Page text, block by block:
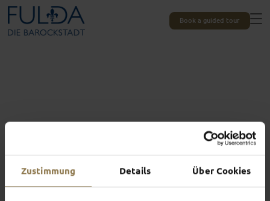
Zustimmung Details Über Cookies
Book a guided tour